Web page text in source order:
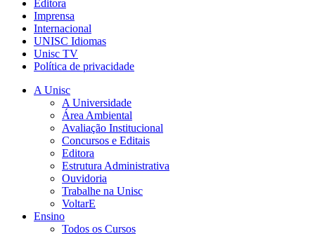
Editora
Imprensa
Internacional
UNISC Idiomas
Unisc TV
Política de privacidade
A Unisc
A Universidade
Área Ambiental
Avaliação Institucional
Concursos e Editais
Editora
Estrutura Administrativa
Ouvidoria
Trabalhe na Unisc
VoltarE
Ensino
Todos os Cursos